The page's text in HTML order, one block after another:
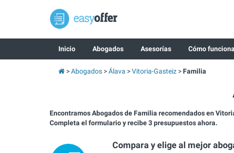
Inicio Abogados Asesorías Cómo funciona
Abogados Álava Vitoria-Gasteiz Familia
Encontramos Abogados de Familia recomendados en
Completa el formulario y recibe 3 presupuestos ahora.
Compara y elige al mejor